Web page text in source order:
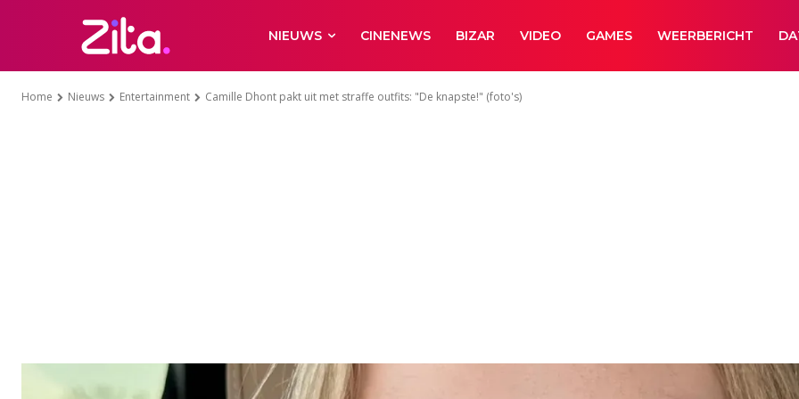
NIEUWS CINENEWS BIZAR VIDEO GAMES WEERBERICHT
Home Nieuws Entertainment Camille Dhont pakt uit met straffe outfits: "De knapste!" (foto's)